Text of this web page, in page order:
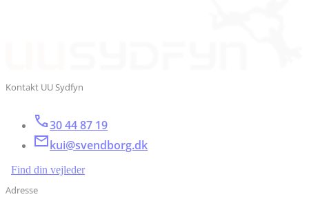
Kontakt UU Sydfyn
30 44 87 19
kui@svendborg.dk
Find din vejleder
Adresse